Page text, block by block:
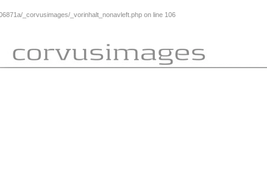
_corvusimages/_vorinhalt_nonavleft.php on line 106